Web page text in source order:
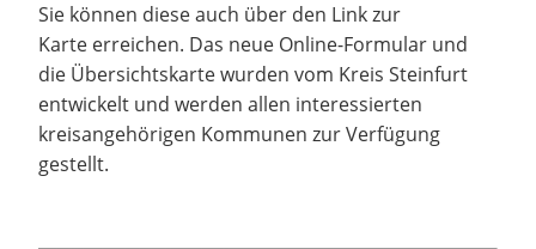
Sie können diese auch über den Link zur
Karte erreichen. Das neue Online-Formular und
die Übersichtskarte wurden vom Kreis Steinfurt
entwickelt und werden allen interessierten
kreisangehörigen Kommunen zur Verfügung
gestellt.